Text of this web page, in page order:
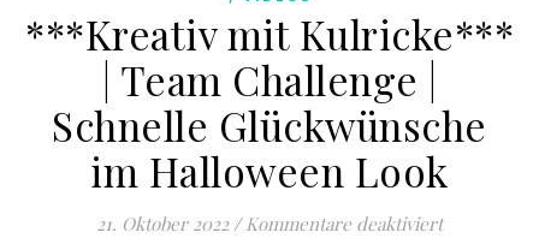
***Kreativ mit Kulricke***
| Team Challenge |
Schnelle Glückwünsche
im Halloween Look
21. Oktober 2022 / Kommentare deaktiviertfür